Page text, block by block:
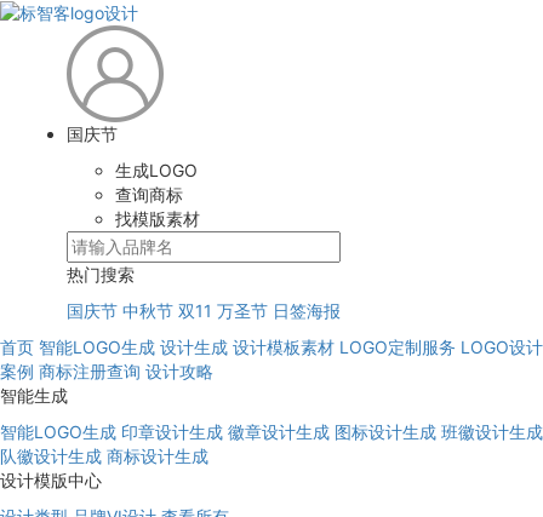
国庆节
生成LOGO
查询商标
找模版素材
热门搜索
国庆节 中秋节 双11 万圣节 日签海报
首页 智能LOGO生成 设计生成 设计模板素材 LOGO定制服务 LOGO设计
案例 商标注册查询 设计攻略
智能生成
智能LOGO生成 印章设计生成 徽章设计生成 图标设计生成 班徽设计生成
队徽设计生成 商标设计生成
设计模版中心